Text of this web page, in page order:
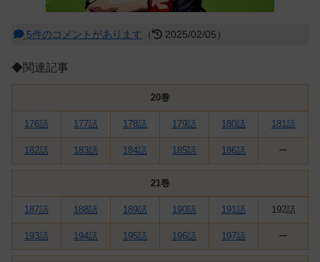
5件のコメントがあります （ 2025/02/05）
◆関連記事
20巻
176話 177話 178話 179話 180話 181話
182話 183話 184話 185話 186話 ー
21巻
187話 188話 189話 190話 191話 192話
193話 194話 195話 196話 197話 ー